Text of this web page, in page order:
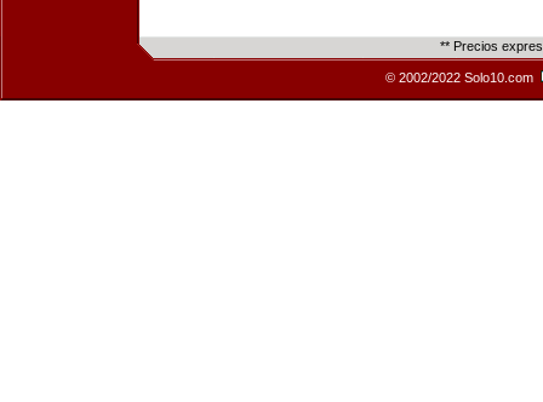
** Precios
© 2002/2022 Solo10.com